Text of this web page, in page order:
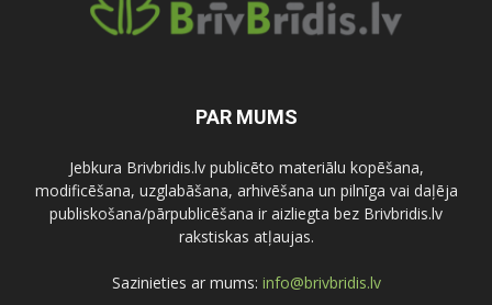
PAR MUMS
Jebkura Brivbridis.lv publicēto materiālu kopēšana,
modificēšana, uzglabāšana, arhivēšana un pilnīga vai daļēja
publiskošana/pārpublicēšana ir aizliegta bez Brivbridis.lv
rakstiskas atļaujas.
Sazinieties ar mums: info@brivbridis.lv